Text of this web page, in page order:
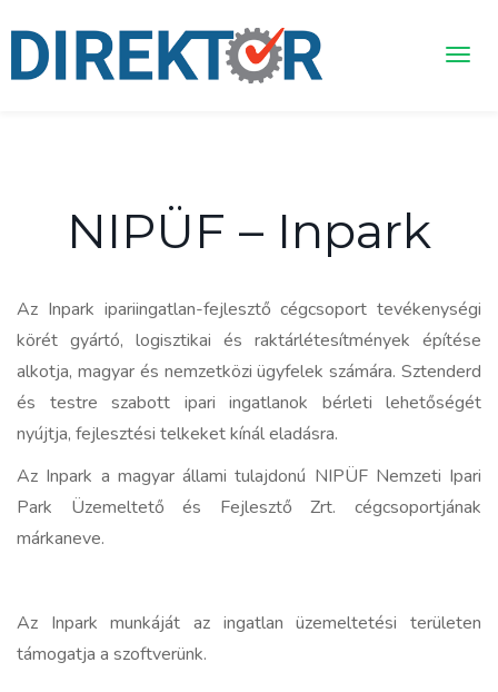
NIPÜF – Inpark
Az Inpark ipariingatlan-fejlesztő cégcsoport tevékenységi
körét gyártó, logisztikai és raktárlétesítmények építése
alkotja, magyar és nemzetközi ügyfelek számára. Sztenderd
és testre szabott ipari ingatlanok bérleti lehetőségét
nyújtja, fejlesztési telkeket kínál eladásra.
Az Inpark a magyar állami tulajdonú NIPÜF Nemzeti Ipari
Park Üzemeltető és Fejlesztő Zrt. cégcsoportjának
márkaneve.
Az Inpark munkáját az ingatlan üzemeltetési területen
támogatja a szoftverünk.